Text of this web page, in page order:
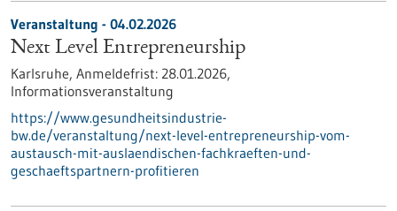
Veranstaltung - 04.02.2026
Next Level Entrepreneurship
Karlsruhe, Anmeldefrist: 28.01.2026,
Informationsveranstaltung
https://www.gesundheitsindustrie-
bw.de/veranstaltung/next-level-entrepreneurship-vom-
austausch-mit-auslaendischen-fachkraeften-und-
geschaeftspartnern-profitieren